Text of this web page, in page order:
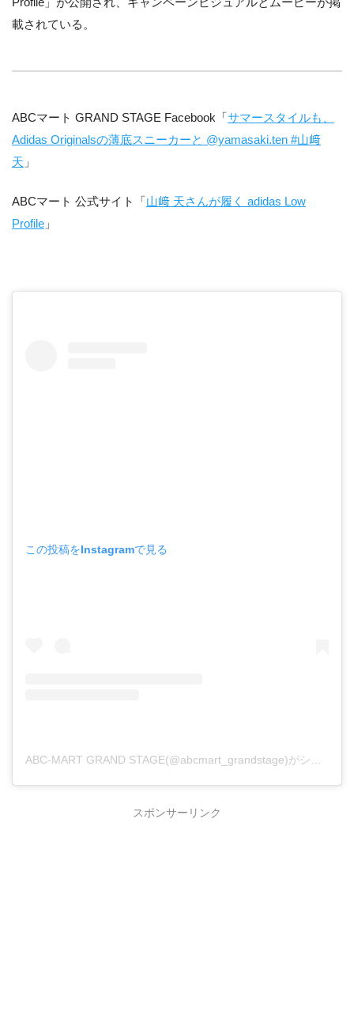
載されている。
ABCマート GRAND STAGE Facebook「 サマースタイルも、
Adidas Originalsの薄底スニーカーと @yamasaki.ten #山﨑
天 」
ABCマート 公式サイト「 山﨑 天さんが履く adidas Low
Profile 」
この投稿をInstagramで見る
スポンサーリンク